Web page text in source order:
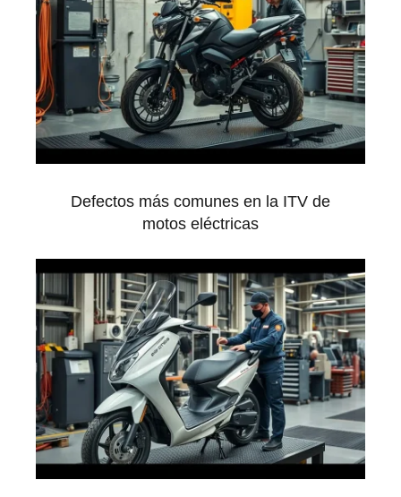
Defectos más comunes en la ITV de
motos eléctricas